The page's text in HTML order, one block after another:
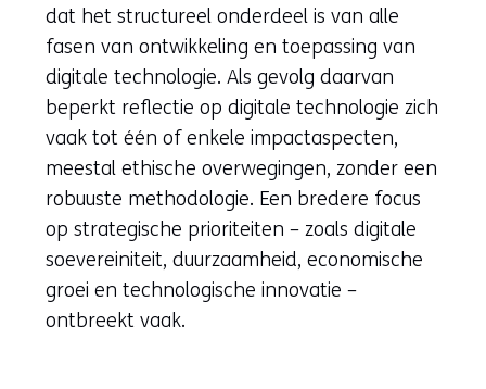
dat het structureel onderdeel is van alle
fasen van ontwikkeling en toepassing van
digitale technologie. Als gevolg daarvan
beperkt reflectie op digitale technologie zich
vaak tot één of enkele impactaspecten,
meestal ethische overwegingen, zonder een
robuuste methodologie. Een bredere focus
op strategische prioriteiten – zoals digitale
soevereiniteit, duurzaamheid, economische
groei en technologische innovatie –
ontbreekt vaak.